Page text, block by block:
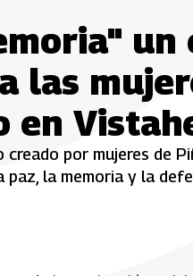
un
las
creado por mujeres de
paz, la memoria y la